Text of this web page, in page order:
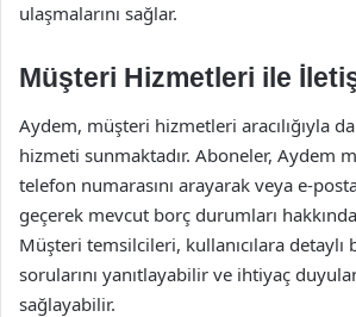
ulaşmalarını sağlar.
Müşteri Hizmetleri ile
Aydem, müşteri hizmetleri aracılığıyla
hizmeti sunmaktadır. Aboneler, Aydem
telefon numarasını arayarak veya e-
geçerek mevcut borç durumları
Müşteri temsilcileri, kullanıcılara detaylı
sorularını yanıtlayabilir ve ihtiyaç
sağlayabilir.